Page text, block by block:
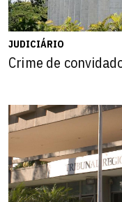
JUDICIÁRIO
Crime de